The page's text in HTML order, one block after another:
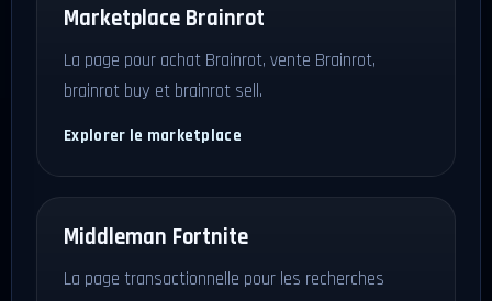
Marketplace Brainrot
La page pour achat Brainrot, vente Brainrot,
brainrot buy et brainrot sell.
Explorer le marketplace
Middleman Fortnite
La page transactionnelle pour les recherches